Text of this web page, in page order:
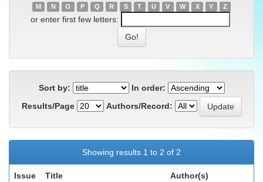
M
N O P Q R S T U V W X Y Z
or enter first few letters:
Sort by:
In order:
Results/Page
Authors/Record:
Showing results 1 to 2 of 2
Issue
Title Author(s)